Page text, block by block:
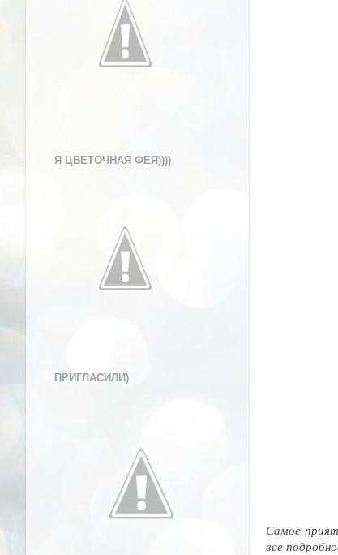
Самое
все
Я ЦВЕТОЧНАЯ ФЕЯ))))
ПРИГЛАСИЛИ)